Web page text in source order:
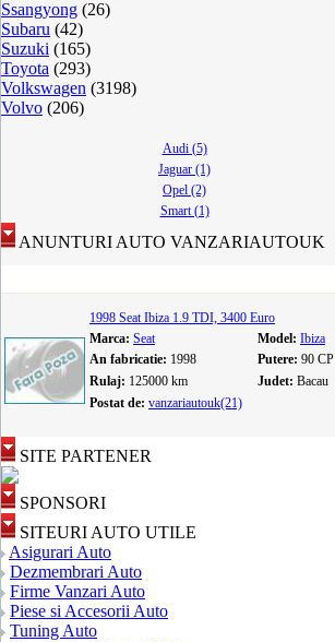
Ssangyong (26)
Subaru (42)
Suzuki (165)
Toyota (293)
Volkswagen (3198)
Volvo (206)
Audi (5)
Jaguar (1)
Opel (2)
Smart (1)
ANUNTURI AUTO VANZARIAUTOUK
1998 Seat Ibiza 1.9 TDI, 3400 Euro
Marca: Seat Model: Ibiza
An fabricatie: 1998 Putere: 90 CP
Rulaj: 125000 km Judet: Bacau
Postat de: vanzariautouk(21)
SITE PARTENER
SPONSORI
SITEURI AUTO UTILE
Asigurari Auto
Dezmembrari Auto
Firme Vanzari Auto
Piese si Accesorii Auto
Tuning Auto